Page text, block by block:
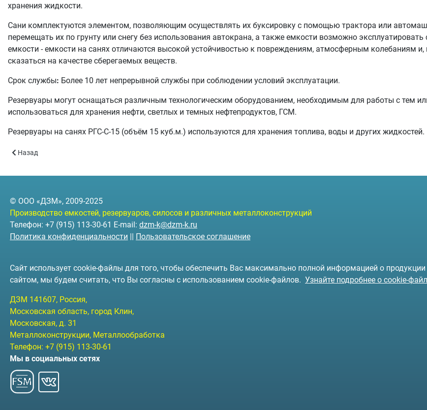
хранения жидкости.
Сани комплектуются элементом, позволяющим осуществлять их буксировку с помощью трактора или
перемещать их по грунту или снегу без использования автокрана, а также емкости возможно
емкости - емкости на санях отличаются высокой устойчивостью к повреждениям, атмосферным колебаниям
сказаться на качестве сберегаемых веществ.
Срок службы: Более 10 лет непрерывной службы при соблюдении условий эксплуатации.
Резервуары могут оснащаться различным технологическим оборудованием, необходимым для работы с тем
использоваться для хранения нефти, светлых и темных нефтепродуктов, ГСМ.
Резервуары на санях РГС-С-15 (объём 15 куб.м.) используются для хранения топлива, воды и других жидкостей.
Предыдущий: Резервуары на санях РГС-С-5 (объём 5 куб.м.)
Назад
© ООО «ДЗМ», 2009-2025
Производство емкостей, резервуаров, силосов и различных металлоконструкций
Телефон: +7 (915) 113-30-61 E-mail: dzm-k@dzm-k.ru
Политика конфиденциальности || Пользовательское соглашение
Сайт использует cookie-файлы для того, чтобы обеспечить Вас максимально полной информацией о
сайтом, мы будем считать, что Вы согласны с использованием cookie-файлов. Узнайте подробнее о cookie-
ДЗМ 141607, Россия,
Московская область, город Клин,
Московская, д. 31
Металлоконструкции, Металлообработка
Телефон: +7 (915) 113-30-61
Мы в социальных сетях